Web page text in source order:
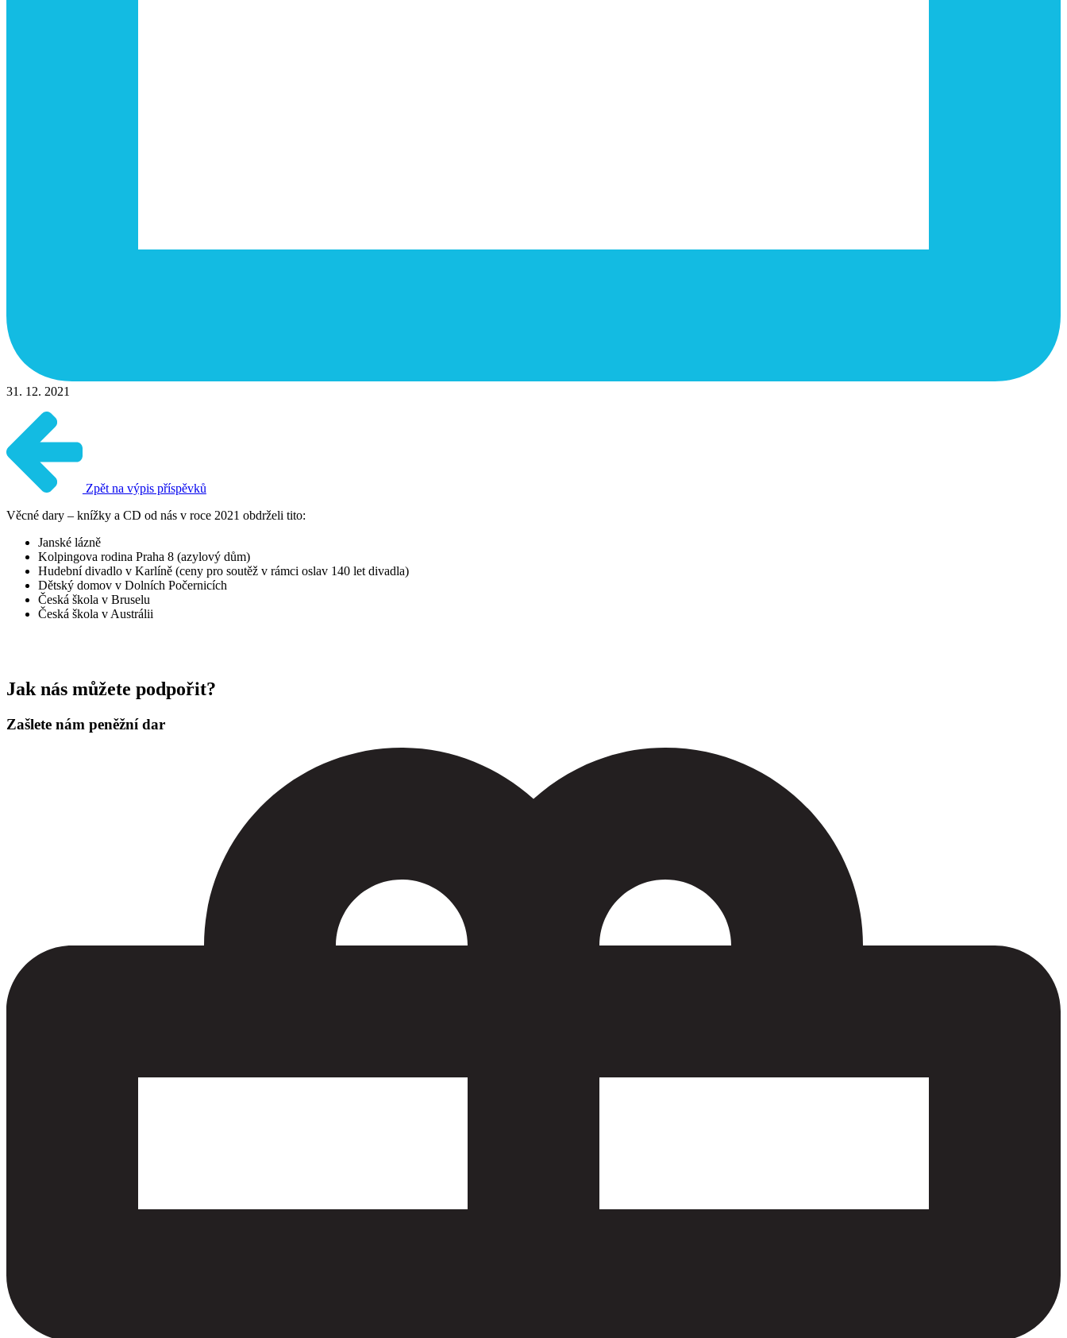
31. 12. 2021
Zpět na výpis příspěvků
Věcné dary – knížky a CD od nás v roce 2021 obdrželi tito:
Janské lázně
Kolpingova rodina Praha 8 (azylový dům)
Hudební divadlo v Karlíně (ceny pro soutěž v rámci oslav 140 let divadla)
Dětský domov v Dolních Počernicích
Česká škola v Bruselu
Česká škola v Austrálii
Jak nás můžete podpořit?
Zašlete nám peněžní dar